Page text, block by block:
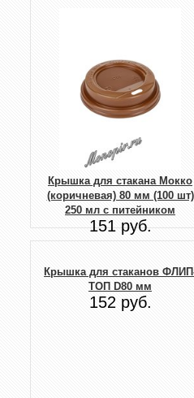
Крышка для стакана Мокко
(коричневая) 80 мм (100 шт)
250 мл с питейником
151 руб.
Крышка для стаканов
ТОП D80 мм
152 руб.